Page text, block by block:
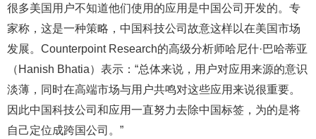
很多美国用户不知道他们使用的应用是中国公司开发的。专
家称，这是一种策略，中国科技公司故意这样以在美国市场
发展。Counterpoint Research的高级分析师哈尼什·巴哈蒂亚
（Hanish Bhatia）表示：“总体来说，用户对应用来源的意识
淡薄，同时在高端市场与用户共鸣对这些应用来说很重要。
因此中国科技公司和应用一直努力去除中国标签，为的是将
自己定位成跨国公司。”